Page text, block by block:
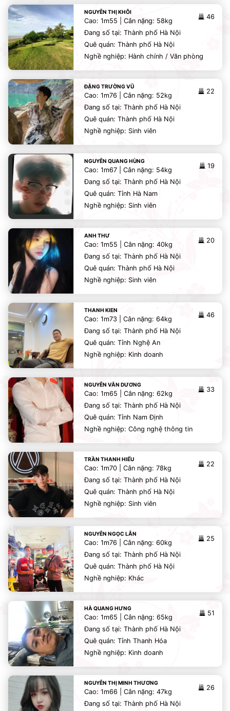
NGUYỄN THỊ KHÔI
46
Cao: 1m55 | Cân nặng: 58kg
Đang số tại: Thành phố Hà Nội
Quê quán: Thành phố Hà Nội
Nghề nghiệp: Hành chính / Văn phòng
ĐẶNG TRƯỜNG VŨ
22
Cao: 1m76 | Cân nặng: 52kg
Đang số tại: Thành phố Hà Nội
Quê quán: Thành phố Hà Nội
Nghề nghiệp: Sinh viên
NGUYỄN QUANG HÙNG
19
Cao: 1m67 | Cân nặng: 54kg
Đang số tại: Thành phố Hà Nội
Quê quán: Tỉnh Hà Nam
Nghề nghiệp: Sinh viên
ANH THƯ
20
Cao: 1m55 | Cân nặng: 40kg
Đang số tại: Thành phố Hà Nội
Quê quán: Thành phố Hà Nội
Nghề nghiệp: Sinh viên
THANH KIEN
46
Cao: 1m73 | Cân nặng: 64kg
Đang số tại: Thành phố Hà Nội
Quê quán: Tỉnh Nghệ An
Nghề nghiệp: Kinh doanh
NGUYỄN VĂN DƯƠNG
33
Cao: 1m65 | Cân nặng: 62kg
Đang số tại: Thành phố Hà Nội
Quê quán: Tỉnh Nam Định
Nghề nghiệp: Công nghệ thông tin
TRẦN THANH HIẾU
22
Cao: 1m70 | Cân nặng: 78kg
Đang số tại: Thành phố Hà Nội
Quê quán: Thành phố Hà Nội
Nghề nghiệp: Sinh viên
NGUYỄN NGỌC LÂN
25
Cao: 1m76 | Cân nặng: 60kg
Đang số tại: Thành phố Hà Nội
Quê quán: Thành phố Hà Nội
Nghề nghiệp: Khác
HÀ QUANG HƯNG
51
Cao: 1m65 | Cân nặng: 65kg
Đang số tại: Thành phố Hà Nội
Quê quán: Tỉnh Thanh Hóa
Nghề nghiệp: Kinh doanh
NGUYỄN THỊ MINH THƯƠNG
26
Cao: 1m66 | Cân nặng: 47kg
Đang số tại: Thành phố Hà Nội